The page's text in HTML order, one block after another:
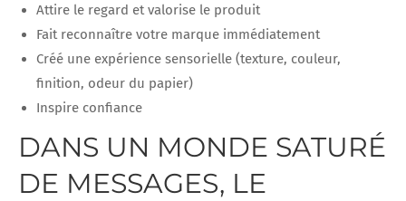
Attire le regard et valorise le produit
Fait reconnaître votre marque immédiatement
Créé une expérience sensorielle (texture, couleur,
finition, odeur du papier)
Inspire confiance
DANS UN MONDE SATURÉ
DE MESSAGES, LE